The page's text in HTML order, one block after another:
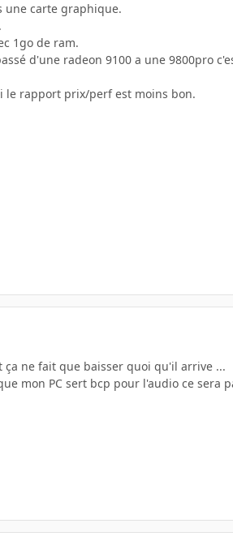
une carte graphique.
1go de ram.
d'une radeon 9100 a une 9800pro
le rapport prix/perf est moins bon.
ne fait que baisser quoi qu'il arrive ...
mon PC sert bcp pour l'audio ce sera